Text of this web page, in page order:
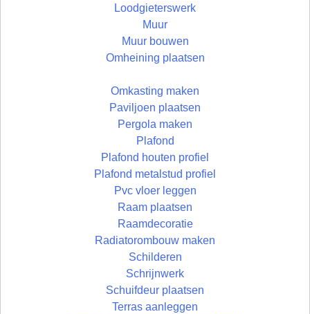
Loodgieterswerk
Muur
Muur bouwen
Omheining plaatsen
Omkasting maken
Paviljoen plaatsen
Pergola maken
Plafond
Plafond houten profiel
Plafond metalstud profiel
Pvc vloer leggen
Raam plaatsen
Raamdecoratie
Radiatorombouw maken
Schilderen
Schrijnwerk
Schuifdeur plaatsen
Terras aanleggen